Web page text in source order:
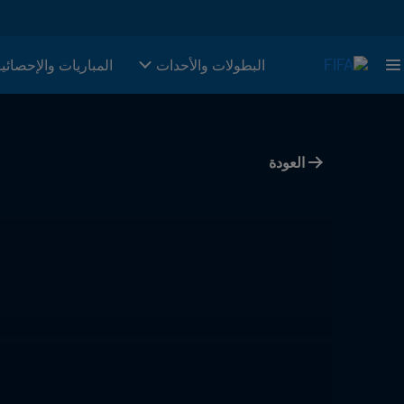
البطولات والأحدات المباريات
العودة